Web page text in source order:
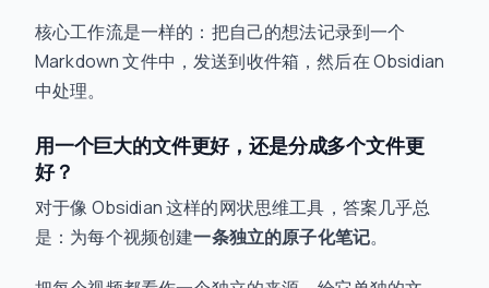
核心工作流是一样的：把自己的想法记录到一个
Markdown 文件中，发送到收件箱，然后在 Obsidian
中处理。
用一个巨大的文件更好，还是分成多个文件更
好？
对于像 Obsidian 这样的网状思维工具，答案几乎总
是：为每个视频创建一条独立的原子化笔记。